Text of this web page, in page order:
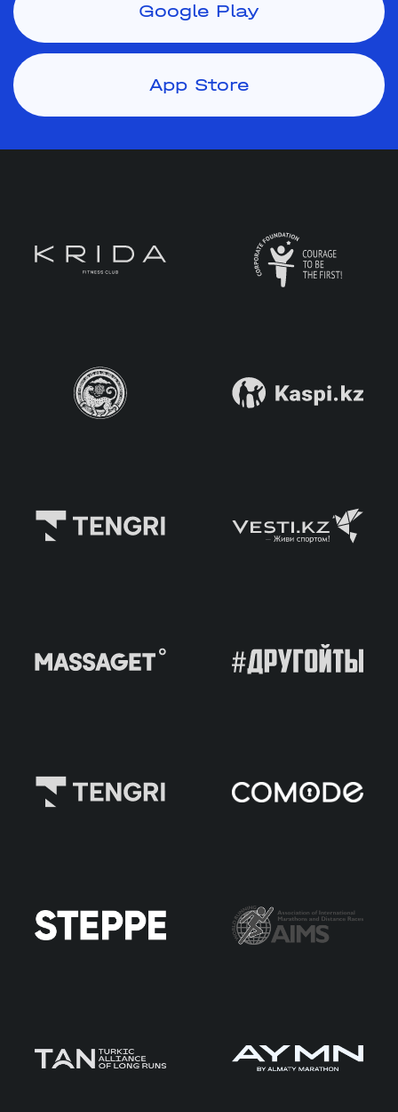
Google Play
App Store